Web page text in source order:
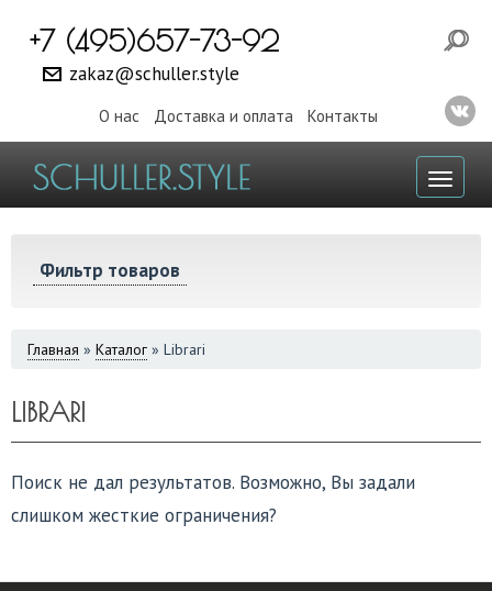
+7 (495)657-73-92
zakaz@schuller.style
О нас Доставка и оплата Контакты
Фильтр товаров
ВЫ
Главная » Каталог » Librari
LIBRARI
Поиск не дал результатов. Возможно, Вы задали
слишком жесткие ограничения?